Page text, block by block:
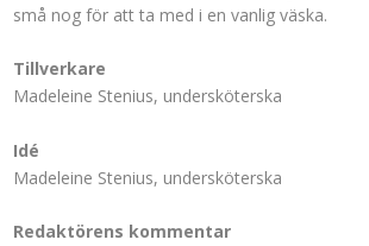
små nog för att ta med i en vanlig väska.
Tillverkare
Madeleine Stenius, undersköterska
Idé
Madeleine Stenius, undersköterska
Redaktörens kommentar